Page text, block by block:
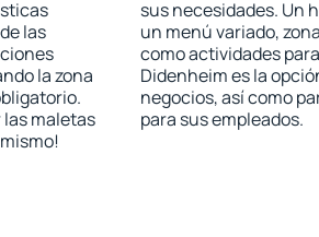
las
la zona
las maletas
sus necesidades. Un
un menú variado,
como actividades
Didenheim es la
negocios, así como
para sus empleados.